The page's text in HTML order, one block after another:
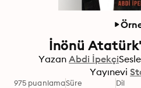
İnönü
Yazan Abdi İpekçi
Yayınevi
975 puanlamaSüre Dil